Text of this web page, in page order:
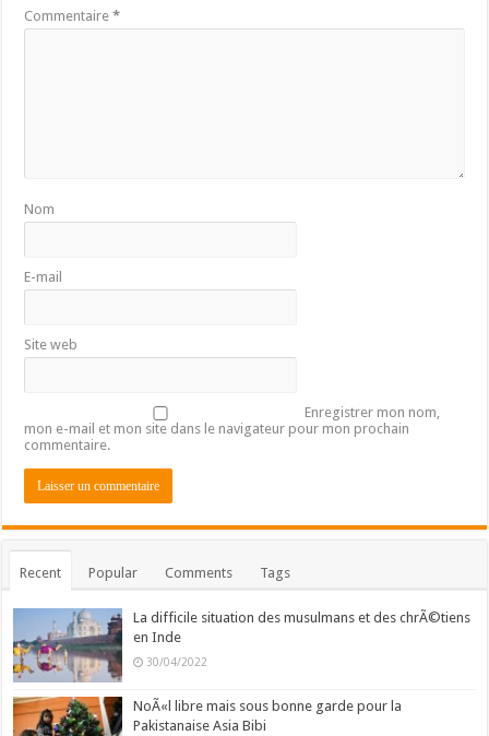
Commentaire*
Nom
E-mail
Site web
Enregistrer mon nom,
mon e-mail et mon site dans le navigateur pour mon prochain
commentaire.
Recent Popular Comments Tags
La difficile situation des musulmans et des chrÃ©tiens
en Inde
30/04/2022
NoÃ«l libre mais sous bonne garde pour la
Pakistanaise Asia Bibi